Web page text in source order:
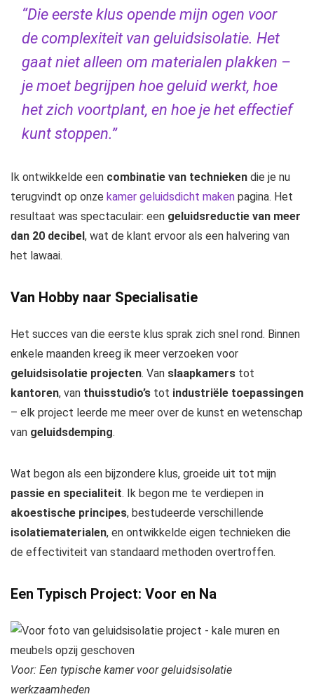
“Die eerste klus opende mijn ogen voor
de complexiteit van geluidsisolatie. Het
gaat niet alleen om materialen plakken –
je moet begrijpen hoe geluid werkt, hoe
het zich voortplant, en hoe je het effectief
kunt stoppen.”
Ik ontwikkelde een combinatie van technieken die je nu
terugvindt op onze kamer geluidsdicht maken pagina. Het
resultaat was spectaculair: een geluidsreductie van meer
dan 20 decibel, wat de klant ervoor als een halvering van
het lawaai.
Van Hobby naar Specialisatie
Het succes van die eerste klus sprak zich snel rond. Binnen
enkele maanden kreeg ik meer verzoeken voor
geluidsisolatie projecten. Van slaapkamers tot
kantoren, van thuisstudio’s tot industriële toepassingen
– elk project leerde me meer over de kunst en wetenschap
van geluidsdemping.
Wat begon als een bijzondere klus, groeide uit tot mijn
passie en specialiteit. Ik begon me te verdiepen in
akoestische principes, bestudeerde verschillende
isolatiematerialen, en ontwikkelde eigen technieken die
de effectiviteit van standaard methoden overtroffen.
Een Typisch Project: Voor en Na
Voor: Een typische kamer voor geluidsisolatie
werkzaamheden